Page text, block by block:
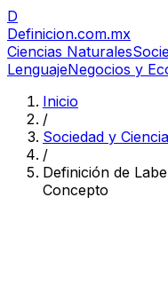
D
Definicion.com.mx
Ciencias Naturales
LenguajeNegocios y
Inicio
/
Sociedad y Ciencia
/
Definición de
Concepto